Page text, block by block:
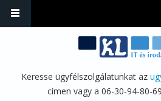
Ugrás a tartalomra
Keresse ügyfélszolgálatunkat az
címen vagy a 06-30-94-80-